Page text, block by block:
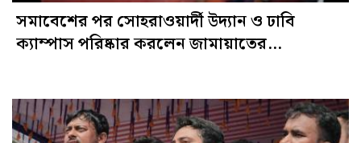
সমাবেশের পর সোহরাওয়ার্দী উদ্যান ও ঢাবি
ক্যাম্পাস পরিষ্কার করলেন জামায়াতের